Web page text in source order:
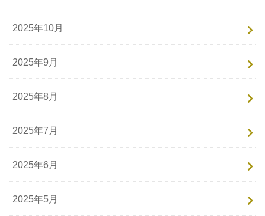
2025年10月
2025年9月
2025年8月
2025年7月
2025年6月
2025年5月